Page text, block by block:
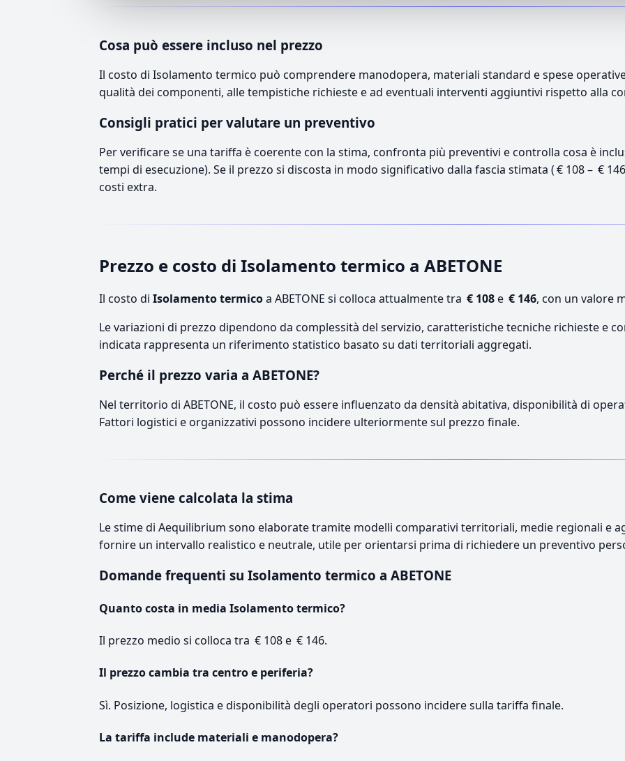
Cosa può essere incluso nel prezzo
Il costo di Isolamento termico può comprendere manodopera, materiali standard e spese
qualità dei componenti, alle tempistiche richieste e ad eventuali interventi aggiuntivi rispetto alla
Consigli pratici per valutare un preventivo
Per verificare se una tariffa è coerente con la stima, confronta più preventivi e controlla cosa è
tempi di esecuzione). Se il prezzo si discosta in modo significativo dalla fascia stimata ( € 108 – €
costi extra.
Prezzo e costo di Isolamento termico a ABETONE
Il costo di Isolamento termicoa ABETONE si colloca attualmente tra € 108e € 146, con un valore
Le variazioni di prezzo dipendono da complessità del servizio, caratteristiche tecniche richieste e
indicata rappresenta un riferimento statistico basato su dati territoriali aggregati.
Perché il prezzo varia a ABETONE?
Nel territorio di ABETONE, il costo può essere influenzato da densità abitativa, disponibilità di
Fattori logistici e organizzativi possono incidere ulteriormente sul prezzo finale.
Come viene calcolata la stima
Le stime di Aequilibrium sono elaborate tramite modelli comparativi territoriali, medie regionali e
fornire un intervallo realistico e neutrale, utile per orientarsi prima di richiedere un preventivo
Domande frequenti su Isolamento termico a ABETONE
Quanto costa in media Isolamento termico?
Il prezzo medio si colloca tra € 108 e € 146.
Il prezzo cambia tra centro e periferia?
Sì. Posizione, logistica e disponibilità degli operatori possono incidere sulla tariffa finale.
La tariffa include materiali e manodopera?